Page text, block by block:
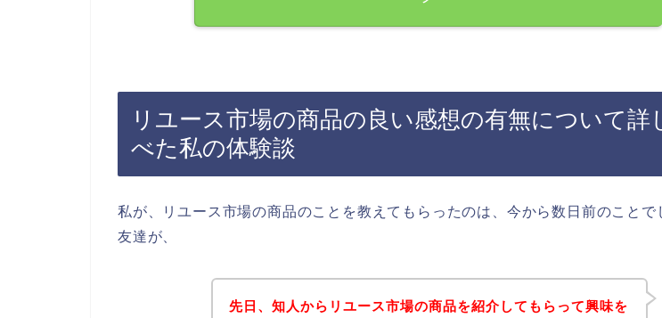
リユース市場の商品の良い感想の有無について詳
べた私の体験談
私が、リユース市場の商品のことを教えてもらったのは、今から数日前のことで
友達が、
先日、知人からリユース市場の商品を紹介してもらって興味を